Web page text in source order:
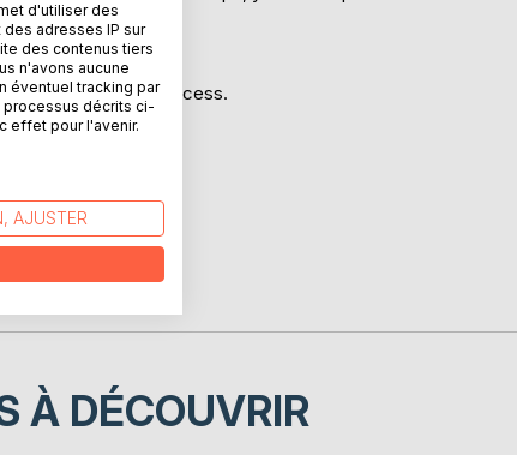
important to your success.
lasting success.
you.
À DÉCOUVRIR
d'utiliser des
adresses IP sur
des contenus tiers
n'avons aucune
éventuel tracking par
processus décrits ci-
effet pour l'avenir.
AJUSTER